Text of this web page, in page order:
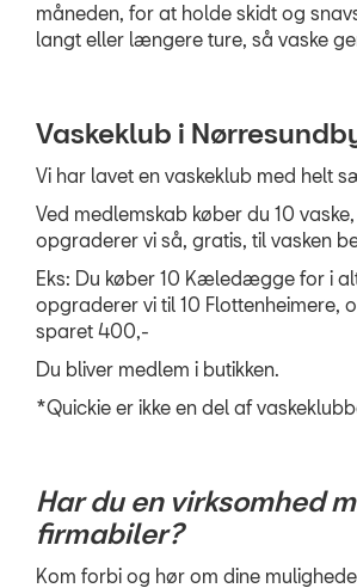
måneden, for at holde skidt og
langt eller længere ture, så vaske
Vaskeklub i
Vi har lavet en vaskeklub med helt
Ved medlemskab køber du 10
opgraderer vi så, gratis, til vasken
Eks: Du køber 10 Kæledægge for i
opgraderer vi til 10 Flottenheimere,
sparet 400,-
Du bliver medlem i butikken.
*Quickie er ikke en del af
Har du en virksomhed
firmabiler?
Kom forbi og hør om dine